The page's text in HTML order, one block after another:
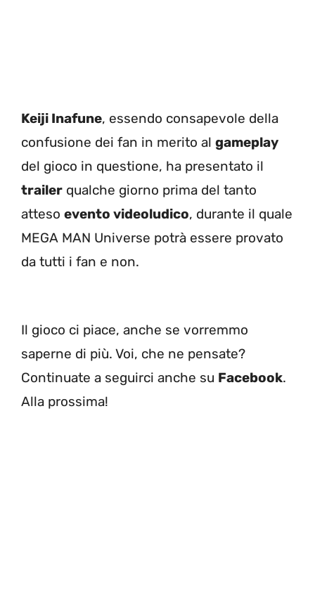
Keiji Inafune, essendo consapevole della
confusione dei fan in merito al gameplay
del gioco in questione, ha presentato il
trailer qualche giorno prima del tanto
atteso evento videoludico, durante il quale
MEGA MAN Universe potrà essere provato
da tutti i fan e non.
Il gioco ci piace, anche se vorremmo
saperne di più. Voi, che ne pensate?
Continuate a seguirci anche su Facebook.
Alla prossima!